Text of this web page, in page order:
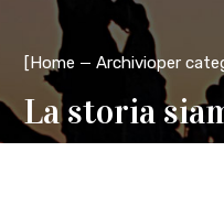
[Home Archivioper
La storia